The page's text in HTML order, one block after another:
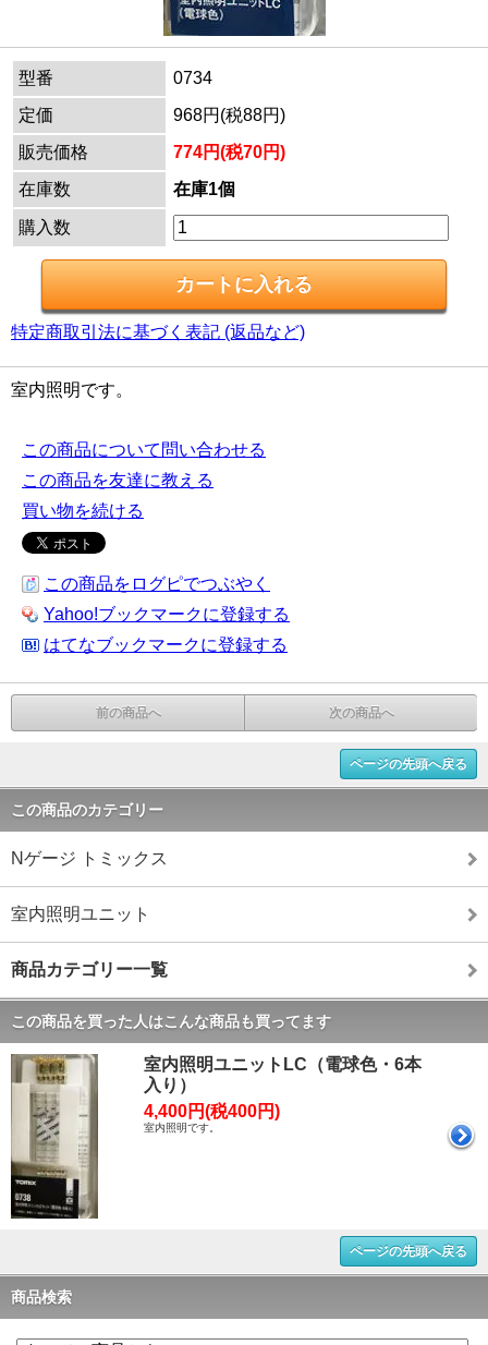
型番
0734
定価
968円(税88円)
販売価格
774円(税70円)
在庫数
在庫1個
購入数
特定商取引法に基づく表記 (返品など)
室内照明です。
この商品について問い合わせる
この商品を友達に教える
買い物を続ける
この商品をログピでつぶやく
Yahoo!ブックマークに登録する
はてなブックマークに登録する
前の商品へ 次の商品へ
ページの先頭へ戻る
この商品のカテゴリー
Nゲージ トミックス
室内照明ユニット
商品カテゴリー一覧
この商品を買った人はこんな商品も買ってます
室内照明ユニットLC（電球色・6本
入り）
4,400円(税400円)
室内照明です。
ページの先頭へ戻る
商品検索